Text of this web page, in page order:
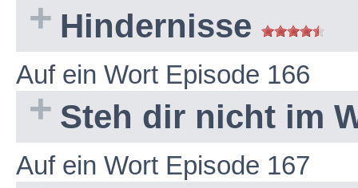
Hindernisse
Auf ein Wort Episode 166
Steh dir nicht im
Auf ein Wort Episode 167